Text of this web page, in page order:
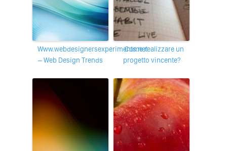
www.webdesignersexperiments.net
– Web Design Trends
Come realizzare un
progetto vincente?